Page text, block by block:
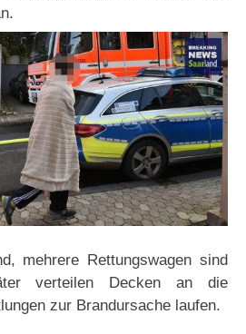
mehrere Rettungswagen sind
verteilen Decken an die
zur Brandursache laufen.